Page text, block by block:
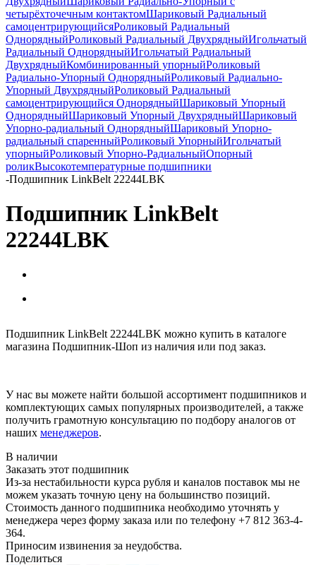
четырёхточечным контактомШариковый Радиальный
самоцентрирующийсяРоликовый Радиальный
ОднорядныйРоликовый Радиальный ДвухрядныйИгольчатый
Радиальный ОднорядныйИгольчатый Радиальный
ДвухрядныйКомбинированный упорныйРоликовый
Радиально-Упорный ОднорядныйРоликовый Радиально-
Упорный ДвухрядныйРоликовый Радиальный
самоцентрирующийся ОднорядныйШариковый Упорный
ОднорядныйШариковый Упорный ДвухрядныйШариковый
Упорно-радиальный ОднорядныйШариковый Упорно-
радиальный спаренныйРоликовый УпорныйИгольчатый
упорныйРоликовый Упорно-РадиальныйОпорный
роликВысокотемпературные подшипники
-Подшипник LinkBelt 22244LBK
Подшипник LinkBelt
22244LBK
Подшипник LinkBelt 22244LBK можно купить в каталоге
магазина Подшипник-Шоп из наличия или под заказ.
У нас вы можете найти большой ассортимент подшипников и
комплектующих самых популярных производителей, а также
получить грамотную консультацию по подбору аналогов от
наших менеджеров.
В наличии
Заказать этот подшипник
Из-за нестабильности курса рубля и каналов поставок мы не
можем указать точную цену на большинство позиций.
Стоимость данного подшипника необходимо уточнять у
менеджера через форму заказа или по телефону +7 812 363-4-
364.
Приносим извинения за неудобства.
Поделиться